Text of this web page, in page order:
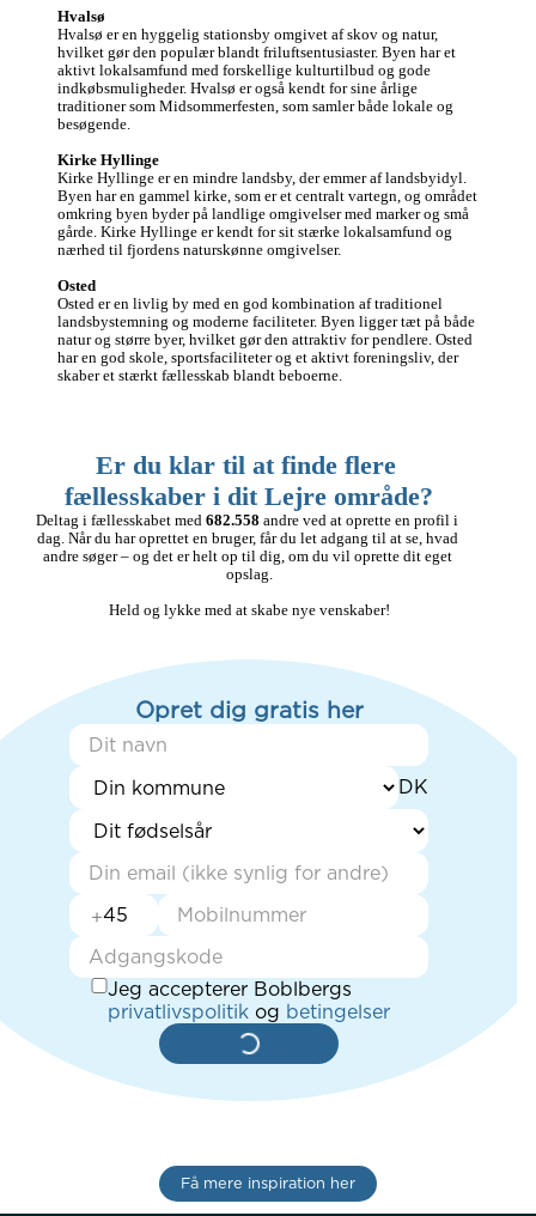
Hvalsø
Hvalsø er en hyggelig stationsby omgivet af skov og natur,
hvilket gør den populær blandt friluftsentusiaster. Byen har et
aktivt lokalsamfund med forskellige kulturtilbud og gode
indkøbsmuligheder. Hvalsø er også kendt for sine årlige
traditioner som Midsommerfesten, som samler både lokale og
besøgende.
Kirke Hyllinge
Kirke Hyllinge er en mindre landsby, der emmer af landsbyidyl.
Byen har en gammel kirke, som er et centralt vartegn, og området
omkring byen byder på landlige omgivelser med marker og små
gårde. Kirke Hyllinge er kendt for sit stærke lokalsamfund og
nærhed til fjordens naturskønne omgivelser.
Osted
Osted er en livlig by med en god kombination af traditionel
landsbystemning og moderne faciliteter. Byen ligger tæt på både
natur og større byer, hvilket gør den attraktiv for pendlere. Osted
har en god skole, sportsfaciliteter og et aktivt foreningsliv, der
skaber et stærkt fællesskab blandt beboerne.
Er du klar til at finde flere
fællesskaber i dit Lejre område?
Deltag i fællesskabet med 682.558 andre ved at oprette en profil i
dag. Når du har oprettet en bruger, får du let adgang til at se, hvad
andre søger – og det er helt op til dig, om du vil oprette dit eget
opslag.
Held og lykke med at skabe nye venskaber!
Opret dig gratis her
+
Jeg accepterer Boblbergs
privatlivspolitik og betingelser
Få mere inspiration her